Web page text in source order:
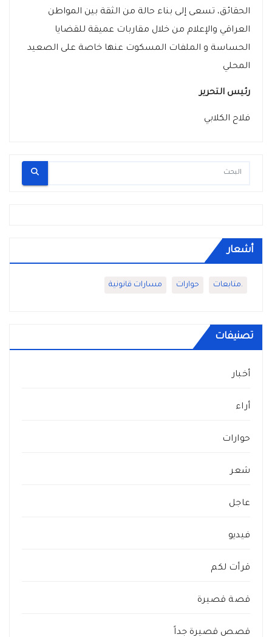
الحقائق، تسعى إلى بناء حالة من الثقة بين المواطن
العراقي والإعلام من خلال مقاربات عميقة للقضايا
الحساسة و الملفات المسكوت عنها خاصة على الصعيد
المحلي
رئيس التحرير
فلاح الكلابي
أشعار
.متابعات حوارات مسارات قانونية
تصنيفات
أخبار
أراء
حوارات
شعر
عاجل
فيديو
قرأت لكم
قصة قصيرة
قصص قصيرة جداً